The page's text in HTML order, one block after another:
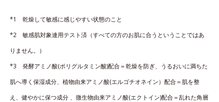
*1 乾燥して敏感に感じやすい状態のこと
*2 敏感肌対象連用テスト済（すべての方のお肌に合うということではあ
りません。）
*3 発酵アミノ酸(ポリグルタミン酸)配合＝乾燥を防ぎ、うるおいに満ちた
肌へ導く保湿成分、植物由来アミノ酸(エルゴチオネイン）配合＝肌を整
え、健やかに保つ成分 、微生物由来アミノ酸(エクトイン)配合＝乱れた角層